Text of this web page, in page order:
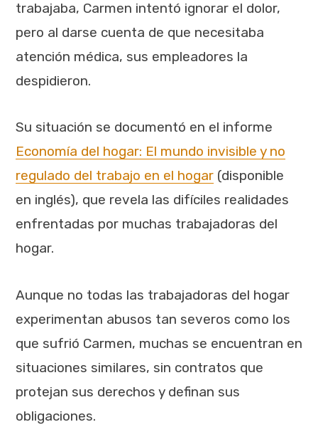
trabajaba, Carmen intentó ignorar el dolor,
pero al darse cuenta de que necesitaba
atención médica, sus empleadores la
despidieron.
Su situación se documentó en el informe
Economía del hogar: El mundo invisible y no
regulado del trabajo en el hogar (disponible
en inglés), que revela las difíciles realidades
enfrentadas por muchas trabajadoras del
hogar.
Aunque no todas las trabajadoras del hogar
experimentan abusos tan severos como los
que sufrió Carmen, muchas se encuentran en
situaciones similares, sin contratos que
protejan sus derechos y definan sus
obligaciones.